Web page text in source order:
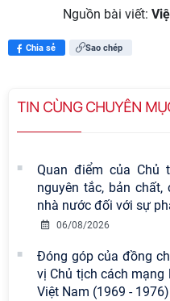
Nguồn bài viết:
Chia sẻ Sao chép
TIN CÙNG CHUYÊN
Quan điểm của Chủ
nguyên tắc, bản
nhà nước đối với sự
06/08/2026
Đóng góp của đồng
vị Chủ tịch cách mạng
Việt Nam (1969 - 1976)